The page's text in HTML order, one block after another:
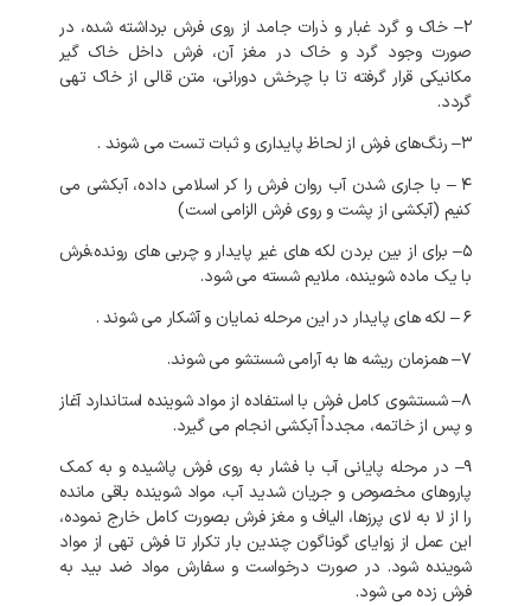
۲– خاک و گرد غبار و ذرات جامد از روی فرش برداشته شده، در
صورت وجود گرد و خاک در مغز آن، فرش داخل خاک گیر
مکانیکی قرار گرفته تا با چرخش دورانی، متن قالی از خاک تهی
گردد.
۳–رنگ‌های فرش از لحاظ پایداری و ثبات تست می شوند .
۴– با جاری شدن آب روان فرش را کر اسلامی داده، آبکشی می
کنیم (آبکشی از پشت و روی فرش الزامی است)
۵– برای از بین بردن لکه های غیر پایدار و چربی های رونده،فرش
با یک ماده شوینده، ملایمشسته می شود.
۶– لکه های پایدار در این مرحله نمایان و آشکار می شوند.
۷–همزمان ریشه ها به آرامی شستشو می شوند.
۸–شستشوی کامل فرش با استفاده از مواد شوینده استاندارد آغاز
و پس از خاتمه، مجدداًآبکشی انجام می گیرد.
۹– در مرحله پایانی آب با فشار به روی فرش پاشیده و به کمک
پاروهای مخصوص و جریان شدید آب، مواد شوینده باقی مانده
را از لا به لای پرزها، الیاف و مغز فرش بصورت کامل خارج نموده،
این عمل از زوایای گوناگون چندین بار تکرار تا فرش تهی از مواد
شوینده شود. در صورت درخواست و سفارش مواد ضد بید به
فرش زده می شود.